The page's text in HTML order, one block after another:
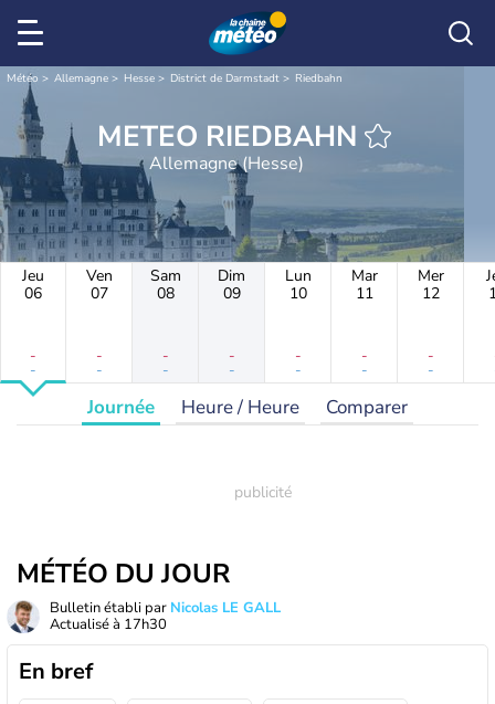
Météo Allemagne Hesse District de Darmstadt Riedbahn
METEO RIEDBAHN
Allemagne (Hesse)
Jeu
06
-
-
Ven
07
-
-
Sam
08
-
-
Dim
09
-
-
Lun
10
-
-
Mar
11
-
-
Mer
12
-
-
Journée Heure / Heure Comparer
MÉTÉO DU JOUR
Bulletin établi par Nicolas LE GALL
Actualisé à 17h30
En bref